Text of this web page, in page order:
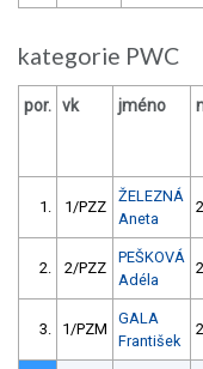
kategorie PWC
por. vk jméno
1. 1/PZZ
ŽELEZNÁ
Aneta
2. 2/PZZ
PEŠKOVÁ
Adéla
3. 1/PZM
GALA
František